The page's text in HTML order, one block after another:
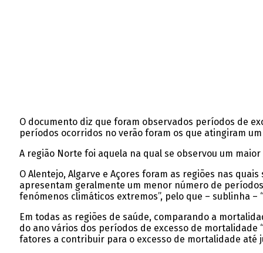
O documento diz que foram observados períodos de
períodos ocorridos no verão foram os que atingiram
A região Norte foi aquela na qual se observou um
O Alentejo, Algarve e Açores foram as regiões nas
apresentam geralmente um menor número de
fenómenos climáticos extremos”, pelo que – sublinha
Em todas as regiões de saúde, comparando a
do ano vários dos períodos de excesso de
fatores a contribuir para o excesso de mortalidade até